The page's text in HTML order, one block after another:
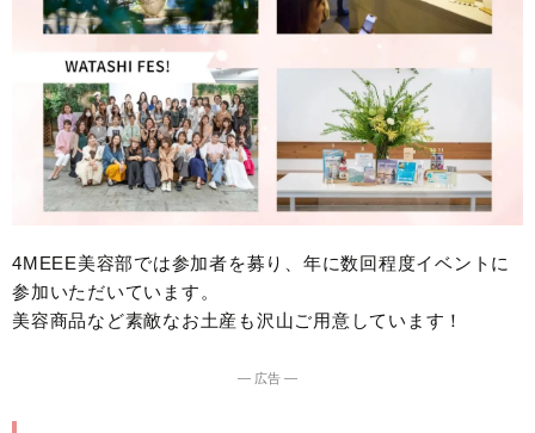
4MEEE美容部では参加者を募り、年に数回程度イベントに
参加いただいています。
美容商品など素敵なお土産も沢山ご用意しています！
― 広告 ―